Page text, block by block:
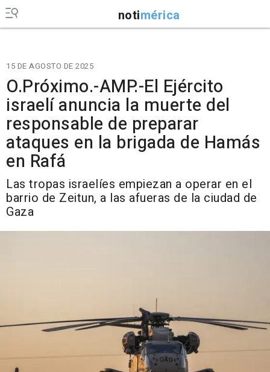
notimérica
15 DE AGOSTO DE 2025
O.Próximo.-AMP.-El Ejército
israelí anuncia la muerte del
responsable de preparar
ataques en la brigada de Hamás
en Rafá
Las tropas israelíes empiezan a operar en el
barrio de Zeitun, a las afueras de la ciudad de
Gaza